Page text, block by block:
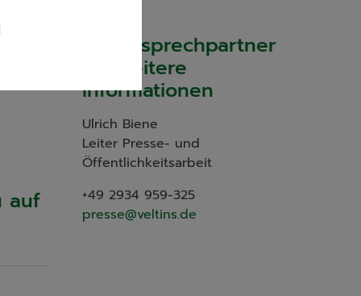
auf
Ihr Ansprechpartner
für weitere
Informationen
Ulrich Biene
Leiter Presse- und
Öffentlichkeitsarbeit
+49 2934 959-325
presse@veltins.de